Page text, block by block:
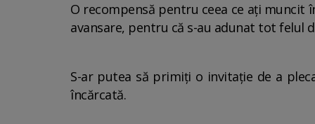
O recompensă pentru ceea ce ați muncit
avansare, pentru că s-au adunat tot felul
S-ar putea să primiți o invitație de a
încărcată.